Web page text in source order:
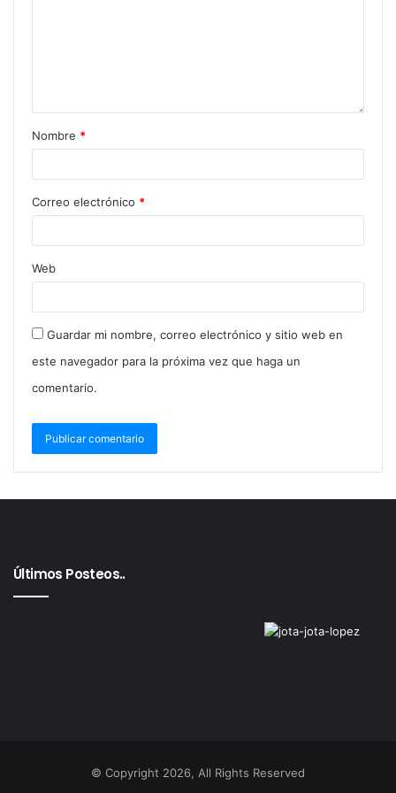
y la adecuación del decreto a la materia y a las bases
elevarlo al plenario de cada cámara para su “expreso
este debe ser rechazado por ambas cámaras del
Nombre *
Correo electrónico *
Web
Guardar mi nombre, correo electrónico y sitio web en
este navegador para la próxima vez que haga un
comentario.
Últimos Posteos..
© Copyright 2026, All Rights Reserved